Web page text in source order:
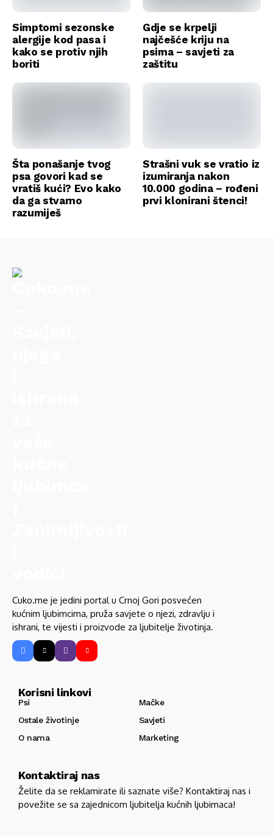
Simptomi sezonske
alergije kod pasa i
kako se protiv njih
boriti
Gdje se krpelji
najčešće kriju na
psima – savjeti za
zaštitu
Šta ponašanje tvog
psa govori kad se
vratiš kući? Evo kako
da ga stvarno
razumiješ
Strašni vuk se vratio iz
izumiranja nakon
10.000 godina – rođeni
prvi klonirani štenci!
Cuko.me je jedini portal u Crnoj Gori posvećen
kućnim ljubimcima, pruža savjete o njezi, zdravlju i
ishrani, te vijesti i proizvode za ljubitelje životinja.
Korisni linkovi
Psi
Mačke
Ostale životinje
Savjeti
O nama
Marketing
Kontaktiraj nas
Želite da se reklamirate ili saznate više? Kontaktiraj nas i
povežite se sa zajednicom ljubitelja kućnih ljubimaca!